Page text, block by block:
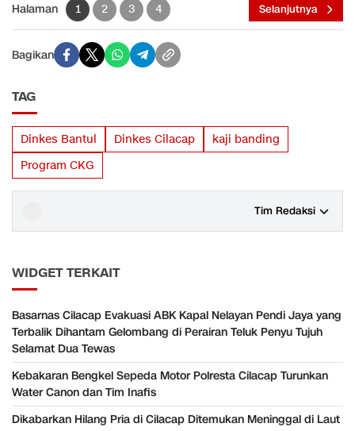
Halaman 1 2 3 4 Selanjutnya
Bagikan
TAG
Dinkes Bantul Dinkes Cilacap
kaji banding
Program CKG
Tim Redaksi
WIDGET TERKAIT
Basarnas Cilacap Evakuasi ABK Kapal Nelayan Pendi Jaya yang
Terbalik Dihantam Gelombang di Perairan Teluk Penyu Tujuh
Selamat Dua Tewas
Kebakaran Bengkel Sepeda Motor Polresta Cilacap Turunkan
Water Canon dan Tim Inafis
Dikabarkan Hilang Pria di Cilacap Ditemukan Meninggal di Laut